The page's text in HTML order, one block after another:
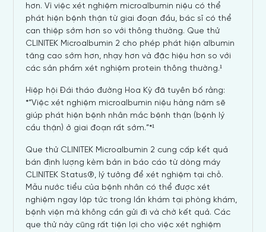
hơn. Vì việc xét nghiệm microalbumin niệu có thể
phát hiện bệnh thận từ giai đoạn đầu, bác sĩ có thể
can thiệp sớm hơn so với thông thường. Que thử
CLINITEK Microalbumin 2 cho phép phát hiện albumin
tăng cao sớm hơn, nhạy hơn và đặc hiệu hơn so với
các sản phẩm xét nghiệm protein thông thường.¹
Hiệp hội Đái tháo đường Hoa Kỳ đã tuyên bố rằng:
*“Việc xét nghiệm microalbumin niệu hàng năm sẽ
giúp phát hiện bệnh nhân mắc bệnh thận (bệnh lý
cầu thận) ở giai đoạn rất sớm.”*¹
Que thử CLINITEK Microalbumin 2 cung cấp kết quả
bán định lượng kèm bản in báo cáo từ dòng máy
CLINITEK Status®, lý tưởng để xét nghiệm tại chỗ.
Mẫu nước tiểu của bệnh nhân có thể được xét
nghiệm ngay lập tức trong lần khám tại phòng khám,
bệnh viện mà không cần gửi đi và chờ kết quả. Các
que thử này cũng rất tiện lợi cho việc xét nghiệm